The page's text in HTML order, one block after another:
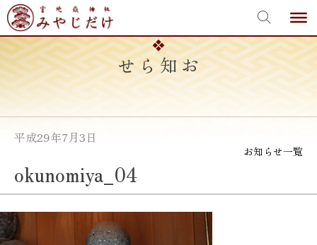
Skip
to
content
お知らせ
平成29年7月3日
お知らせ一覧
okunomiya_04